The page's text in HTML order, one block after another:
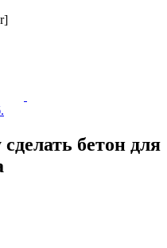
бетон для